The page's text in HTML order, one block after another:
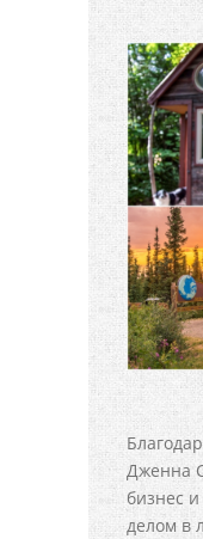
Дженна
бизнес
делом в